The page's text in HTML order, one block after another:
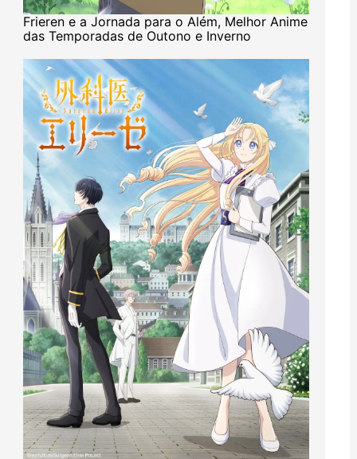
Frieren e a Jornada para o Além, Melhor Anime
das Temporadas de Outono e Inverno